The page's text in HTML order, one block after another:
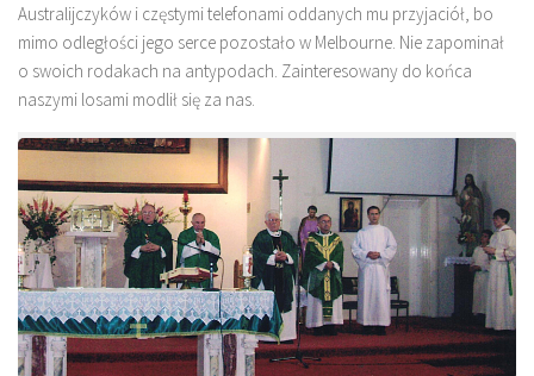
Australijczyków i częstymi telefonami oddanych mu przyjaciół, bo
mimo odległości jego serce pozostało w Melbourne. Nie zapominał
o swoich rodakach na antypodach. Zainteresowany do końca
naszymi losami modlił się za nas.